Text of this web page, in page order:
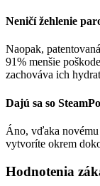
Neničí žehlenie
Naopak,
91% menšie
zachováva ich
Dajú sa so
Áno, vďaka
vytvoríte okrem
Hodnotenia